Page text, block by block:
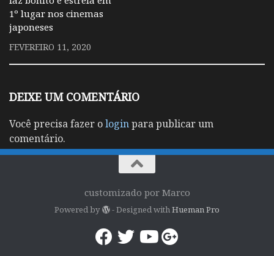
1º lugar nos cinemas
japoneses
FEVEREIRO 11, 2020
DEIXE UM COMENTÁRIO
Você precisa fazer ologinpara publicar um
comentário.
customizado por Marco
Powered by - Designed withHueman Pro